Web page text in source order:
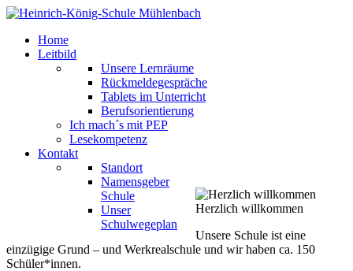
Home
Leitbild
Unsere Lernräume
Rückmeldegespräche
Tablets im Unterricht
Berufsorientierung
Ich mach´s mit PEP
Lesekompetenz
Kontakt
Standort
Namensgeber
Schule
Unser
Schulwegeplan
Herzlich willkommen
Unsere Schule ist eine
einzügige Grund – und Werkrealschule und wir haben ca. 150
Schüler*innen.